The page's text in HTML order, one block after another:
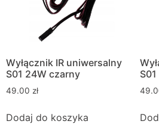
Wyłącznik IR uniwersalny
S01 24W czarny
49.00 zł
Dodaj do koszyka